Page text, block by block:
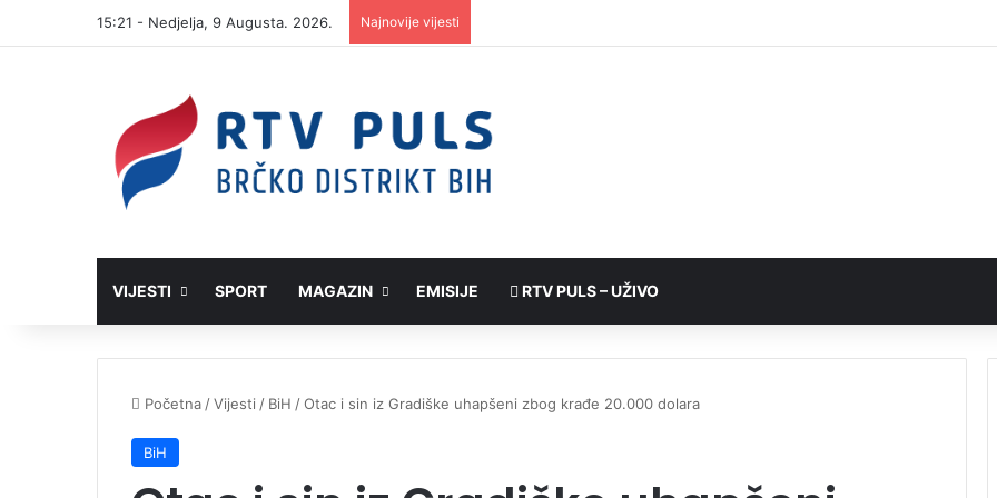
15:21 - Nedjelja, 9 Augusta. 2026. Najnovije vijesti
VIJESTI SPORT MAGAZIN EMISIJE RTV PULS – UŽIVO
Početna /Vijesti / BiH /Otac i sin iz Gradiške uhapšeni zbog krađe 20.000 dolara
BiH